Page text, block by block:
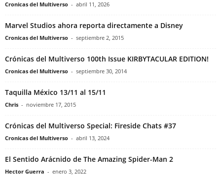
Cronicas del Multiverso - abril 11, 2026
Marvel Studios ahora reporta directamente a Disney
Cronicas del Multiverso - septiembre 2, 2015
Crónicas del Multiverso 100th Issue KIRBYTACULAR EDITION!
Cronicas del Multiverso - septiembre 30, 2014
Taquilla México 13/11 al 15/11
Chris - noviembre 17, 2015
Crónicas del Multiverso Special: Fireside Chats #37
Cronicas del Multiverso - abril 13, 2024
El Sentido Arácnido de The Amazing Spider-Man 2
Hector Guerra - enero 3, 2022